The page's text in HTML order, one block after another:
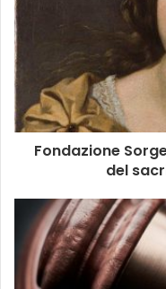
Fondazione
del